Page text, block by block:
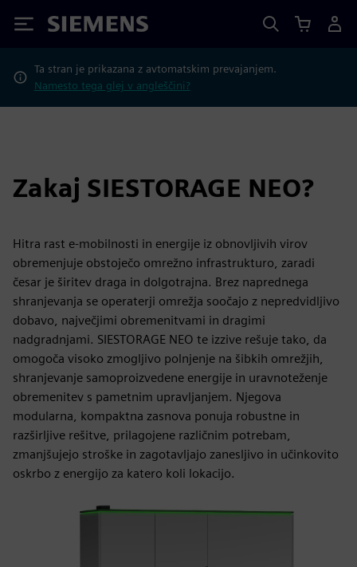
Siemens
Ta stran je prikazana z avtomatskim prevajanjem.
Namesto tega glej v angleščini?
Zakaj SIESTORAGE NEO?
Hitra rast e-mobilnosti in energije iz obnovljivih virov
obremenjuje obstoječo omrežno infrastrukturo, zaradi
česar je širitev draga in dolgotrajna. Brez naprednega
shranjevanja se operaterji omrežja soočajo z nepredvidljivo
dobavo, največjimi obremenitvami in dragimi
nadgradnjami. SIESTORAGE NEO te izzive rešuje tako, da
omogoča visoko zmogljivo polnjenje na šibkih omrežjih,
shranjevanje samoproizvedene energije in uravnoteženje
obremenitev s pametnim upravljanjem. Njegova
modularna, kompaktna zasnova ponuja robustne in
razširljive rešitve, prilagojene različnim potrebam,
zmanjšujejo stroške in zagotavljajo zanesljivo in učinkovito
oskrbo z energijo za katero koli lokacijo.